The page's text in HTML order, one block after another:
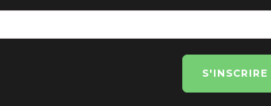
S'INSCRIRE